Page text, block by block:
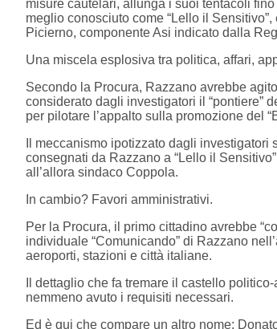
misure cautelari, allunga i suoi tentacoli
meglio conosciuto come “Lello il
Picierno, componente Asi indicato dalla
Una miscela esplosiva tra politica, affari,
Secondo la Procura, Razzano avrebbe
considerato dagli investigatori il “pontiere”
per pilotare l’appalto sulla promozione del
Il meccanismo ipotizzato dagli
consegnati da Razzano a “Lello il
all’allora sindaco Coppola.
In cambio? Favori amministrativi.
Per la Procura, il primo cittadino avrebbe
individuale “Comunicando” di Razzano
aeroporti, stazioni e città italiane.
Il dettaglio che fa tremare il castello
nemmeno avuto i requisiti necessari.
Ed è qui che compare un altro nome: